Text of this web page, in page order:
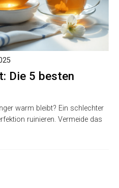
Die 5 besten
warm bleibt? Ein schlechter
ruinieren. Vermeide das